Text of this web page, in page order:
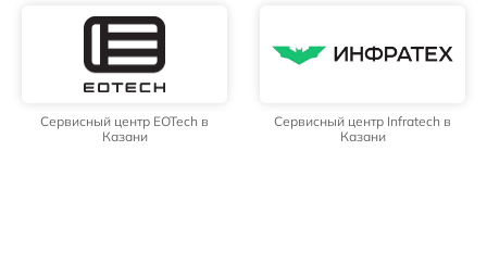
Сервисный центр EOTech в
Казани
Сервисный центр Infratech в
Казани